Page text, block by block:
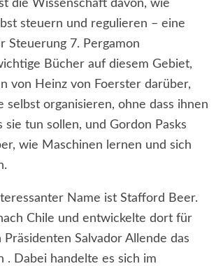
die Wissenschaft davon, wie
steuern und regulieren – eine
Steuerung 7. Pergamon
Bücher auf diesem Gebiet,
von Heinz von Foerster darüber,
selbst organisieren, ohne dass ihnen
sie tun sollen, und Gordon Pasks
wie Maschinen lernen und sich
Name ist Stafford Beer.
Chile und entwickelte dort für
Salvador Allende das
. Dabei handelte es sich im